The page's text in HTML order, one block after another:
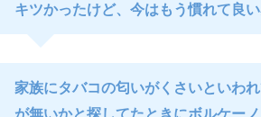
キツかったけど、今はもう慣れて良い
家族にタバコの匂いがくさいといわ
が無いかと探してたときにボルケーノ